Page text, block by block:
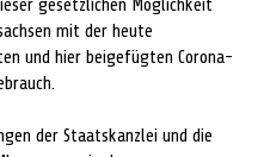
gesetzlichen Möglichkeit
mit der heute
und hier beigefügten Corona-
der Staatskanzlei und die